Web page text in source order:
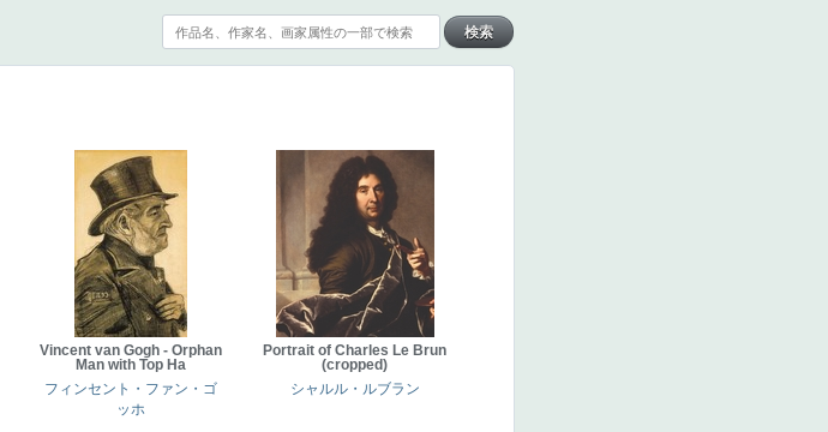
Vincent van Gogh - Orphan
Man with Top Ha
フィンセント・ファン・ゴ
ッホ
Portrait of Charles Le Brun
(cropped)
シャルル・ルブラン